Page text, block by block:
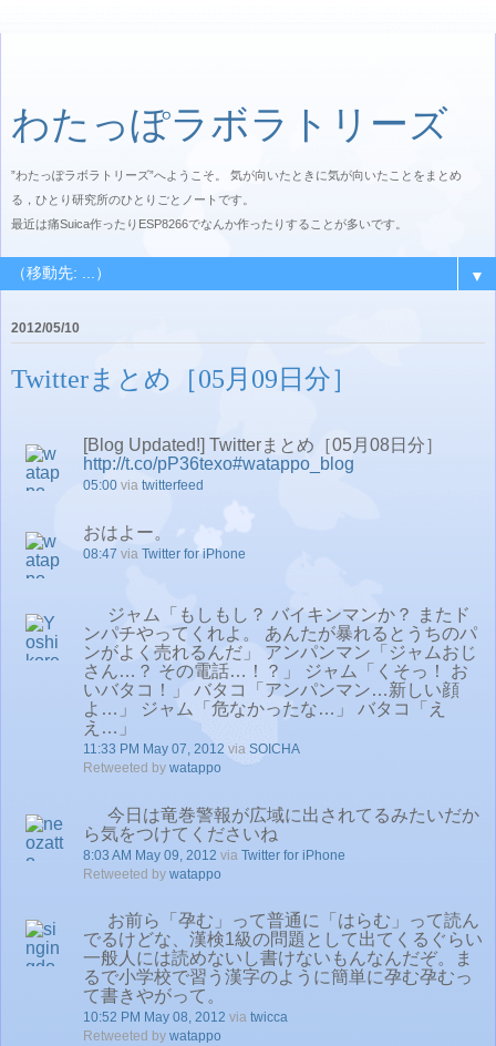
わたっぽラボラトリーズ
”わたっぽラボラトリーズ”へようこそ。 気が向いたときに気が向いたことをまとめ
る，ひとり研究所のひとりごとノートです。
最近は痛Suica作ったりESP8266でなんか作ったりすることが多いです。
▼
2012/05/10
Twitterまとめ［05月09日分］
[Blog Updated!] Twitterまとめ［05月08日分］
http://t.co/pP36texo#watappo_blog
05:00 via twitterfeed
おはよー。
08:47 via Twitter for iPhone
ジャム「もしもし？ バイキンマンか？ またド
ンパチやってくれよ。 あんたが暴れるとうちのパ
ンがよく売れるんだ」 アンパンマン「ジャムおじ
さん…？ その電話…！？」 ジャム「くそっ！ お
いバタコ！」 バタコ「アンパンマン…新しい顔
よ…」 ジャム「危なかったな…」 バタコ「え
え…」
11:33 PM May 07, 2012 via SOICHA
Retweeted by watappo
今日は竜巻警報が広域に出されてるみたいだか
ら気をつけてくださいね
8:03 AM May 09, 2012 via Twitter for iPhone
Retweeted by watappo
お前ら「孕む」って普通に「はらむ」って読ん
でるけどな、漢検1級の問題として出てくるぐらい
一般人には読めないし書けないもんなんだぞ。ま
るで小学校で習う漢字のように簡単に孕む孕むっ
て書きやがって。
10:52 PM May 08, 2012 via twicca
Retweeted by watappo